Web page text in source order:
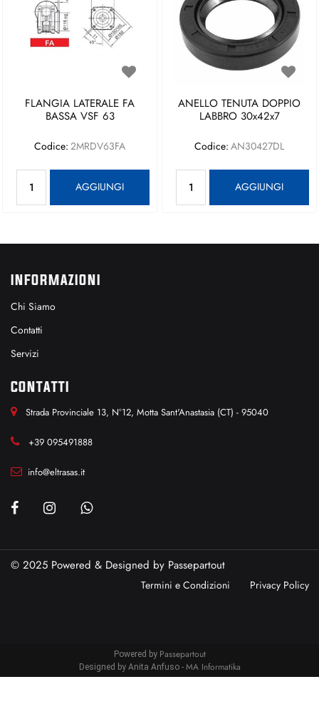
FLANGIA LATERALE FA
BASSA VSF 63
Codice: 2MRDV63FA
AGGIUNGI
ANELLO TENUTA DOPPIO
LABBRO 30x42x7
Codice: AN30427DL
AGGIUNGI
INFORMAZIONI
Chi Siamo
Contatti
Servizi
CONTATTI
Strada Provinciale 13, N°12, Motta Sant'Anastasia (CT) - 95040
+39 095491888
info@eltrasas.it
© 2025 Powered & Designed by Passepartout
Termini e Condizioni Privacy Policy
Powered by Passepartout
Designed by Anita Anfuso - MA Informatika